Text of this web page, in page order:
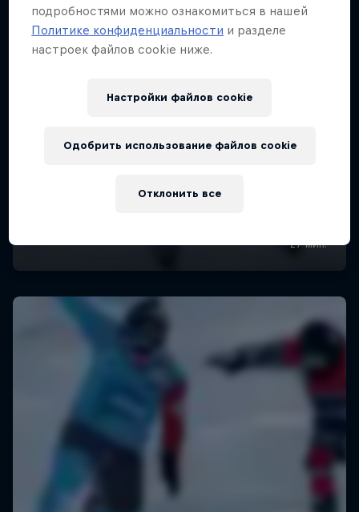
подробностями можно ознакомиться в нашей
Политике конфиденциальности и разделе
настроек файлов cookie ниже.
Настройки файлов cookie
Отклонить все
Одобрить использование файлов cookie